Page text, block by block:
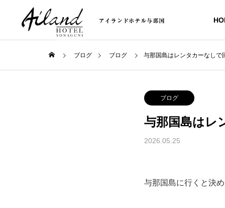
ブログ ブログ 与那国島はレンタカーなしで
ブログ
与那国島はレ
2026.05.25
与那国島に行くと決